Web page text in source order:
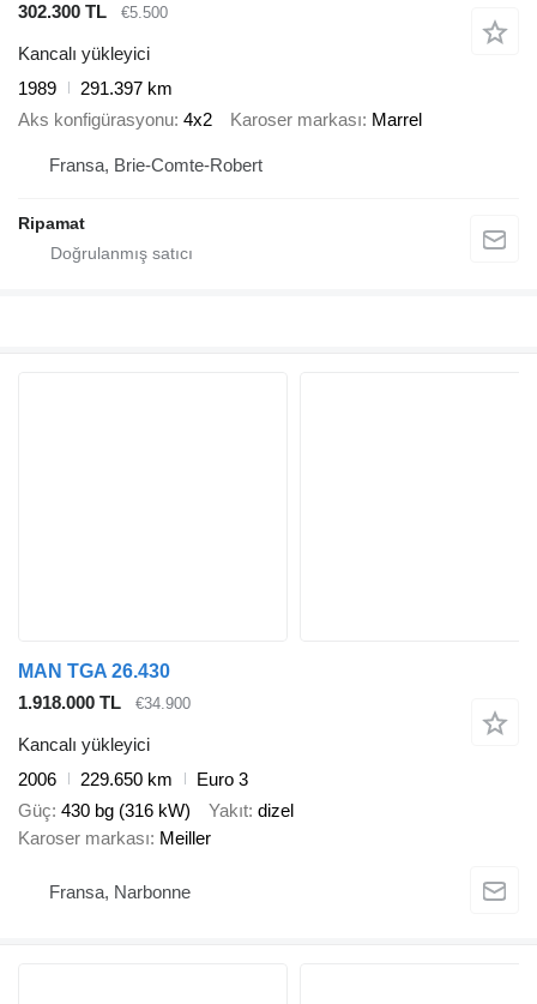
302.300 TL
€5.500
Kancalı yükleyici
1989
291.397 km
Aks konfigürasyonu 4x2 Karoser markası Marrel
Fransa, Brie-Comte-Robert
Ripamat
MAN TGA 26.430
1.918.000 TL
€34.900
Kancalı yükleyici
2006
229.650 km
Euro 3
Güç 430 bg (316 kW) Yakıt dizel
Karoser markası Meiller
Fransa, Narbonne